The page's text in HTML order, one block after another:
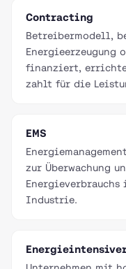
Contracting
Betreibermodell,
Energieerzeugung
finanziert,
zahlt für die
EMS
zur Überwachung
Energieverbrauchs
Industrie.